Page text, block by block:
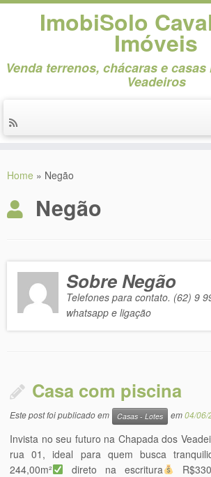
ImobiSolo
Imóveis
Venda terrenos, chácaras e
Veadeiros
Home » Negão
Negão
Sobre Negão
Telefones para contato. (62) 9
whatsapp e ligação
Casa com piscina
Este post foi publicado em Casas - Lotes em04/06/
Invista no seu futuro na Chapada dos
rua 01, ideal para quem busca
244,00m²
direto na escritura